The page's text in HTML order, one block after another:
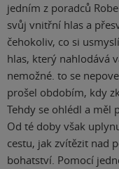
jedním z poradců
svůj vnitřní hlas a
čehokoliv, co si
hlas, který nahlodává
nemožné. to se
prošel obdobím, kdy
Tehdy se ohlédl a měl
Od té doby však
cestu, jak zvítězit nad
bohatství. Pomocí